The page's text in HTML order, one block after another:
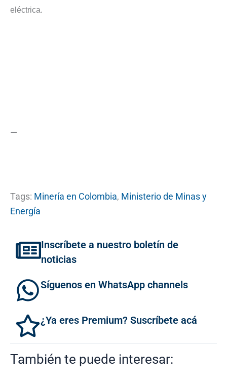
eléctrica.
—
Tags: Minería en Colombia, Ministerio de Minas y
Energía
Inscríbete a nuestro boletín de
noticias
Síguenos en WhatsApp channels
¿Ya eres Premium? Suscríbete acá
También te puede interesar: